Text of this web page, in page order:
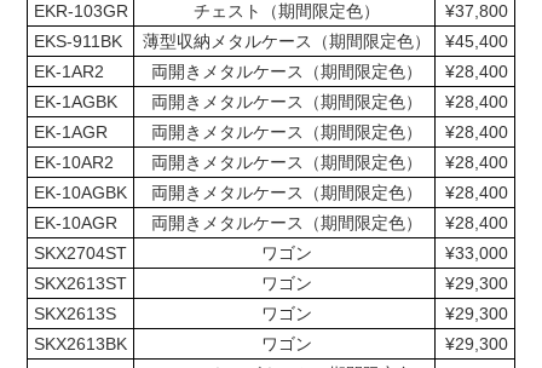
EKR-103GR
チェスト（期間限定色）
¥37,800
EKS-911BK
薄型収納メタルケース（期間限定色）
¥45,400
EK-1AR2
両開きメタルケース（期間限定色）
¥28,400
EK-1AGBK
両開きメタルケース（期間限定色）
¥28,400
EK-1AGR
両開きメタルケース（期間限定色）
¥28,400
EK-10AR2
両開きメタルケース（期間限定色）
¥28,400
EK-10AGBK
両開きメタルケース（期間限定色）
¥28,400
EK-10AGR
両開きメタルケース（期間限定色）
¥28,400
SKX2704ST
ワゴン
¥33,000
SKX2613ST
ワゴン
¥29,300
SKX2613S
ワゴン
¥29,300
SKX2613BK
ワゴン
¥29,300